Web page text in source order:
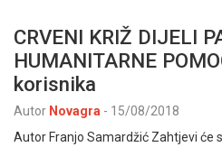
CRVENI KRIŽ DIJELI
HUMANITARNE
korisnika
Autor Novagra - 15/08/2018
Autor Franjo Samardžić Zahtjevi će